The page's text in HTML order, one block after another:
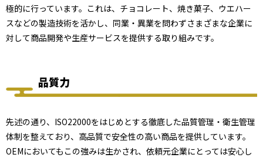
極的に行っています。これは、チョコレート、焼き菓子、ウエハー
スなどの製造技術を活かし、同業・異業を問わずさまざまな企業に
対して商品開発や生産サービスを提供する取り組みです。
品質力
先述の通り、ISO22000をはじめとする徹底した品質管理・衛生管理
体制を整えており、高品質で安全性の高い商品を提供しています。
OEMにおいてもこの強みは生かされ、依頼元企業にとっては安心し